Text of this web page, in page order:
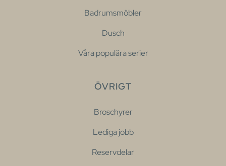
Badrumsmöbler
Dusch
Våra populära serier
ÖVRIGT
Broschyrer
Lediga jobb
Reservdelar